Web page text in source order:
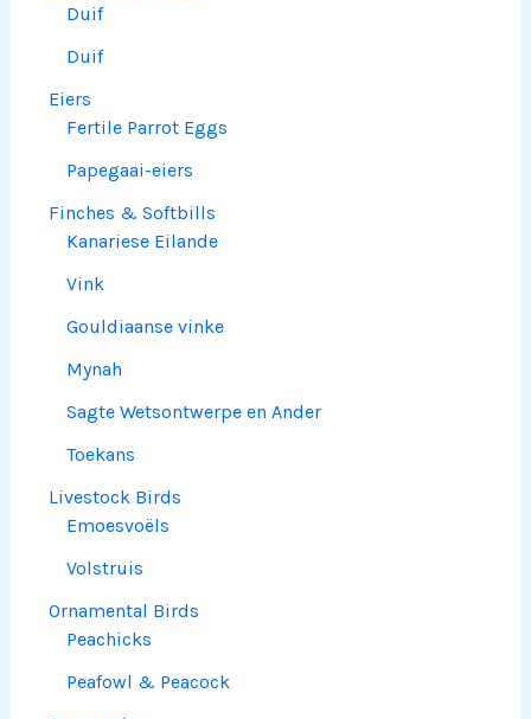
Duif
Duif
Eiers
Fertile Parrot Eggs
Papegaai-eiers
Finches & Softbills
Kanariese Eilande
Vink
Gouldiaanse vinke
Mynah
Sagte Wetsontwerpe en Ander
Toekans
Livestock Birds
Emoesvoëls
Volstruis
Ornamental Birds
Peachicks
Peafowl & Peacock